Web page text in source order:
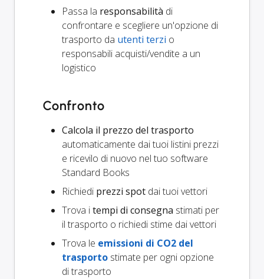
Passa la responsabilità di
confrontare e scegliere un'opzione di
trasporto da utenti terzi o
responsabili acquisti/vendite a un
logistico
Confronto
Calcola il prezzo del trasporto
automaticamente dai tuoi listini prezzi
e ricevilo di nuovo nel tuo software
Standard Books
Richiedi prezzi spot dai tuoi vettori
Trova itempi di consegna stimati per
il trasporto o richiedi stime dai vettori
Trova le emissioni di CO2 del
trasporto stimate per ogni opzione
di trasporto